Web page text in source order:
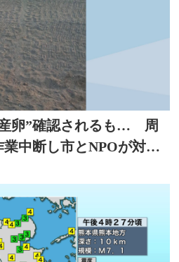
卵”確認されるも… 周
中断し市とNPOが対応